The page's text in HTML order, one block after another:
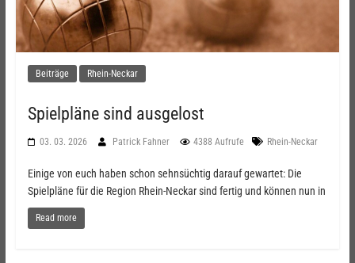
Beiträge Rhein-Neckar
Spielpläne sind ausgelost
03. 03. 2026 Patrick Fahner 4388 Aufrufe Rhein-Neckar
Einige von euch haben schon sehnsüchtig darauf gewartet: Die
Spielpläne für die Region Rhein-Neckar sind fertig und können nun in
Read more